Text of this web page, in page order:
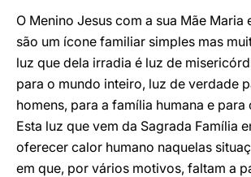
O Menino Jesus com a sua Mãe Maria
são um ícone familiar simples mas
luz que dela irradia é luz de
para o mundo inteiro, luz de verdade
homens, para a família humana e
Esta luz que vem da Sagrada Família
oferecer calor humano naquelas
em que, por vários motivos, faltam a